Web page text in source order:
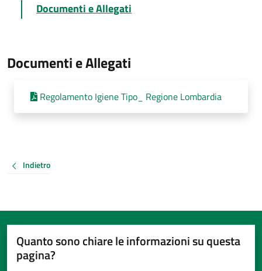
Documenti e Allegati
Documenti e Allegati
Regolamento Igiene Tipo_ Regione Lombardia
Indietro
Quanto sono chiare le informazioni su questa
pagina?